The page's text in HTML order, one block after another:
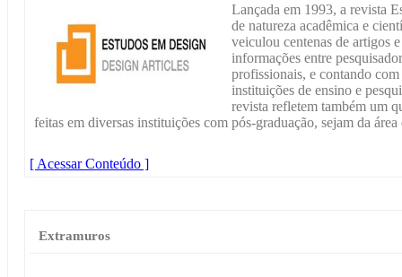
Lançada em 1993, a revista
de natureza acadêmica e
veiculou centenas de artigos
informações entre
profissionais, e contando
instituições de ensino e
revista refletem também um
feitas em diversas instituições com pós-graduação, sejam da
[ Acessar Conteúdo ]
Extramuros